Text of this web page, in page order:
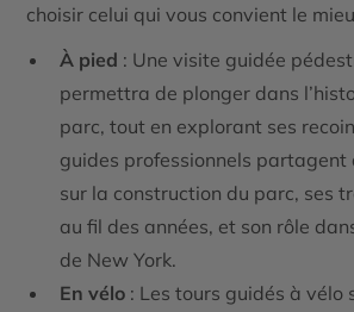
choisir celui qui vous convient le
À pied : Une visite guidée
permettra de plonger dans
parc, tout en explorant ses
guides professionnels partagent
sur la construction du parc, ses
au fil des années, et son rôle
de New York.
En vélo : Les tours guidés à